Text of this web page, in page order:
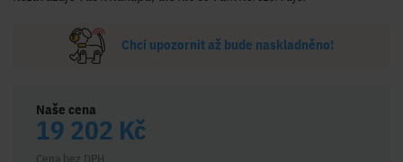
Chci upozornit až bude naskladněno!
Naše cena
19 202 Kč
Cena bez DPH